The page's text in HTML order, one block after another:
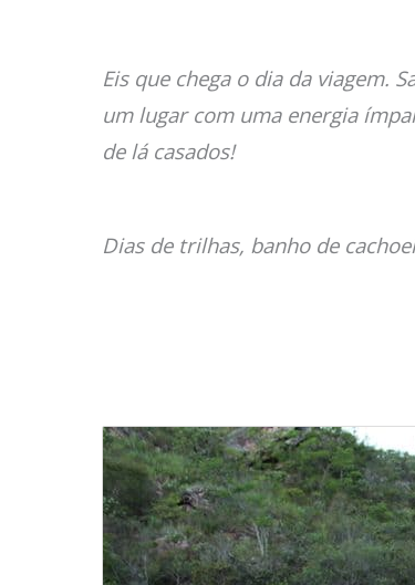
Eis que chega o dia da viagem.
um lugar com uma energia
de lá casados!
Dias de trilhas, banho de